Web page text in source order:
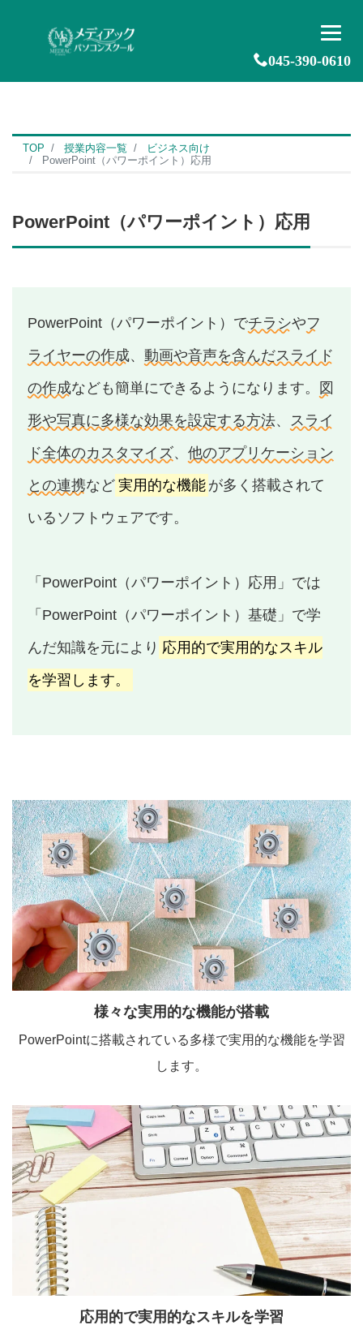
045-390-0610
TOP 授業内容一覧
ビジネス向け
PowerPoint（パワーポイント）応用
PowerPoint（パワーポイント）応用
PowerPoint（パワーポイント）でチラシやフ
ライヤーの作成、動画や音声を含んだスライド
の作成なども簡単にできるようになります。
図
形や写真に多様な効果を設定する方法、 スライ
ド全体のカスタマイズ、他のアプリケーション
との連携など 実用的な機能 が多く搭載されて
いるソフトウェアです。
「PowerPoint（パワーポイント）応用」では
「PowerPoint（パワーポイント）基礎」で学
んだ知識を元により 応用的で実用的なスキル
を学習します。
様々な実用的な機能が搭載
PowerPointに搭載されている多様で実用的な機能を学習
します。
応用的で実用的なスキルを学習